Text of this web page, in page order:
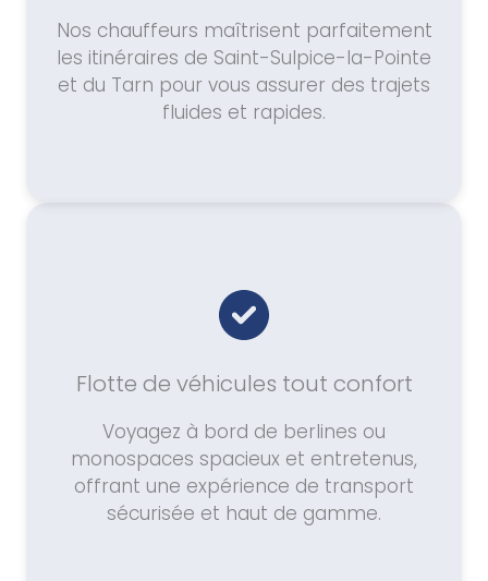
Nos chauffeurs maîtrisent parfaitement
les itinéraires de Saint-Sulpice-la-Pointe
et du Tarn pour vous assurer des trajets
fluides et rapides.
Flotte de véhicules tout confort
Voyagez à bord de berlines ou
monospaces spacieux et entretenus,
offrant une expérience de transport
sécurisée et haut de gamme.